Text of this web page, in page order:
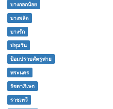
บางกอกน้อย
บางพลัด
บางรัก
ปทุมวัน
ป้อมปราบศัตรูพ่าย
พระนคร
รัชดาภิเษก
ราชเทวี